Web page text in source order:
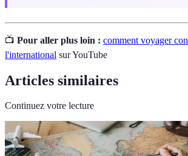
📺 Pour aller plus loin : comment voyager
l'international sur YouTube
Articles similaires
Continuez votre lecture